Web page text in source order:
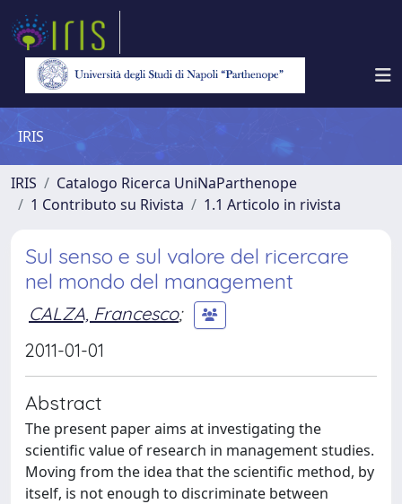
IRIS
IRIS
Catalogo Ricerca UniNaParthenope
1 Contributo su Rivista
1.1 Articolo in rivista
Sul senso e sul valore del ricercare
nel mondo del management
CALZA, Francesco;
2011-01-01
Abstract
The present paper aims at investigating the
scientific value of research in management studies.
Moving from the idea that the scientific method, by
itself, is not enough to discriminate between